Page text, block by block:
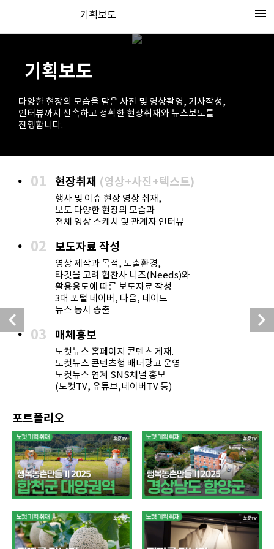
기획보도 menu
기획보도
다양한 현장의 모습을 담은 사진 및 영상촬영, 기사작성,
인터뷰까지 신속하고 정확한 현장취재와 뉴스보도를
진행합니다.
01 현장취재 (영상+사진+텍스트)
행사 및 이슈 현장 영상 취재,
보도 다양한 현장의 모습과
전체 영상 스케치 및 관계자 인터뷰
02 보도자료 작성
영상 제작과 목적, 노출환경,
타깃을 고려 협찬사 니즈(Needs)와
활용용도에 따른 보도자료 작성
3대 포털 네이버, 다음, 네이트
뉴스 동시 송출
03 매체홍보
노컷뉴스 홈페이지 콘텐츠 게재.
노컷뉴스 콘텐츠형 배너광고 운영
노컷뉴스 연계 SNS채널 홍보
(노컷TV, 유튜브,네이버TV 등)
포트폴리오
다음